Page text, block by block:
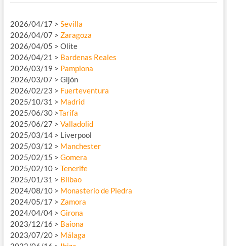
2026/04/17 > Sevilla
2026/04/07 > Zaragoza
2026/04/05 > Olite
2026/04/21 > Bardenas Reales
2026/03/19 > Pamplona
2026/03/07 > Gijón
2026/02/23 > Fuerteventura
2025/10/31 > Madrid
2025/06/30 >Tarifa
2025/06/27 > Valladolid
2025/03/14 > Liverpool
2025/03/12 > Manchester
2025/02/15 > Gomera
2025/02/10 > Tenerife
2025/01/31 > Bilbao
2024/08/10 > Monasterio de Piedra
2024/05/17 > Zamora
2024/04/04 > Girona
2023/12/16 > Baiona
2023/07/20 > Málaga